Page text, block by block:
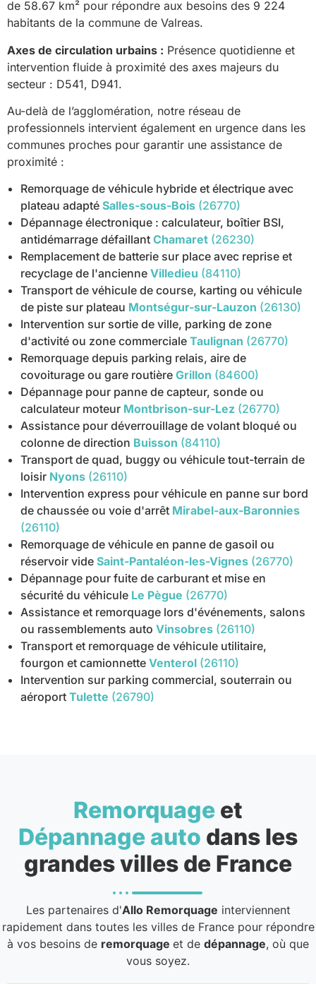
de 58.67 km² pour répondre aux besoins des 9 224
habitants de la commune de Valreas.
Axes de circulation urbains : Présence quotidienne et
intervention fluide à proximité des axes majeurs du
secteur : D541, D941.
Au-delà de l’agglomération, notre réseau de
professionnels intervient également en urgence dans les
communes proches pour garantir une assistance de
proximité :
Remorquage de véhicule hybride et électrique avec
plateau adapté Salles-sous-Bois (26770)
Dépannage électronique : calculateur, boîtier BSI,
antidémarrage défaillant Chamaret (26230)
Remplacement de batterie sur place avec reprise et
recyclage de l'ancienne Villedieu (84110)
Transport de véhicule de course, karting ou véhicule
de piste sur plateau Montségur-sur-Lauzon (26130)
Intervention sur sortie de ville, parking de zone
d'activité ou zone commerciale Taulignan (26770)
Remorquage depuis parking relais, aire de
covoiturage ou gare routière Grillon (84600)
Dépannage pour panne de capteur, sonde ou
calculateur moteur Montbrison-sur-Lez (26770)
Assistance pour déverrouillage de volant bloqué ou
colonne de direction Buisson (84110)
Transport de quad, buggy ou véhicule tout-terrain de
loisir Nyons (26110)
Intervention express pour véhicule en panne sur bord
de chaussée ou voie d'arrêt Mirabel-aux-Baronnies
(26110)
Remorquage de véhicule en panne de gasoil ou
réservoir vide Saint-Pantaléon-les-Vignes (26770)
Dépannage pour fuite de carburant et mise en
sécurité du véhicule Le Pègue (26770)
Assistance et remorquage lors d'événements, salons
ou rassemblements auto Vinsobres (26110)
Transport et remorquage de véhicule utilitaire,
fourgon et camionnette Venterol (26110)
Intervention sur parking commercial, souterrain ou
aéroport Tulette (26790)
Remorquage et
Dépannage auto dans les
grandes villes de France
Les partenaires d'Allo Remorquage interviennent
rapidement dans toutes les villes de France pour répondre
à vos besoins de remorquage et de dépannage, où que
vous soyez.